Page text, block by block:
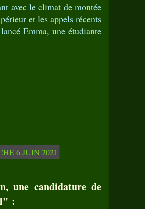
avec le climat de montée
et les appels récents
Emma, une étudiante
une candidature de
: